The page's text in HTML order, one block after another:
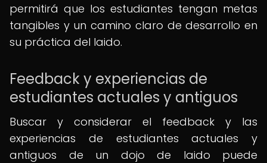
permitirá que los estudiantes tengan metas
tangibles y un camino claro de desarrollo en
su práctica del Iaido.
Feedback y experiencias de
estudiantes actuales y antiguos
Buscar y considerar el feedback y las
experiencias de estudiantes actuales y
antiguos de un dojo de Iaido puede